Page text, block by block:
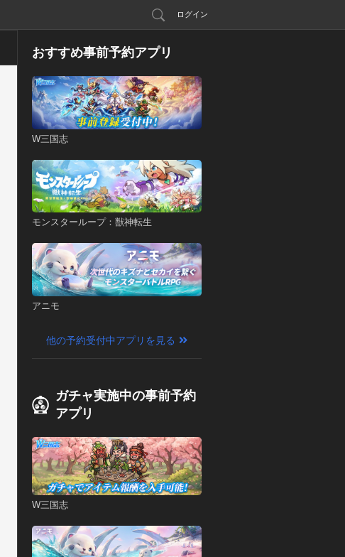
ログイン
おすすめ事前予約アプリ
W三国志
モンスターループ：獣神転生
アニモ
他の予約受付中アプリを見る
ガチャ実施中の事前予約
アプリ
W三国志